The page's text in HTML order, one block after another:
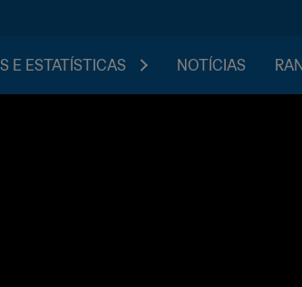
E ESTATÍSTICAS NOTÍCIAS